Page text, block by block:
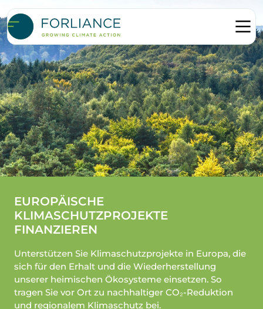
EUROPÄISCHE
KLIMASCHUTZPROJEKTE
FINANZIEREN
Unterstützen Sie Klimaschutzprojekte in Europa, die
sich für den Erhalt und die Wiederherstellung
unserer heimischen Ökosysteme einsetzen. So
tragen Sie vor Ort zu nachhaltiger CO₂-Reduktion
und regionalem Klimaschutz bei.